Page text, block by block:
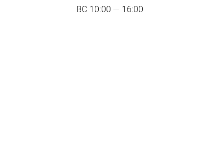
ВС 10:00 — 16:00